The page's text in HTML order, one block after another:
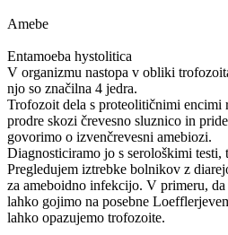
Amebe
Entamoeba hystolitica
V organizmu nastopa v obliki
njo so značilna 4 jedra.
Trofozoit dela s proteolitičnimi encimi
prodre skozi črevesno sluznico in
govorimo o izvenčrevesni amebiozi.
Diagnosticiramo jo s serološkimi testi,
Pregledujem iztrebke bolnikov z
za ameboidno infekcijo. V primeru,
lahko gojimo na posebne
lahko opazujemo trofozoite.